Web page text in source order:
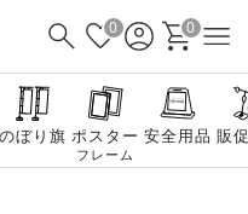
0 0
のぼり旗 ポスター
フレーム
安全用品 販